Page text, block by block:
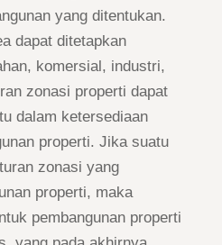
yang ditentukan.
dapat ditetapkan
komersial, industri,
zonasi properti dapat
dalam ketersediaan
properti. Jika suatu
zonasi yang
properti, maka
pembangunan properti